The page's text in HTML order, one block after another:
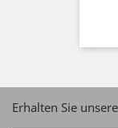
Erhalten Sie